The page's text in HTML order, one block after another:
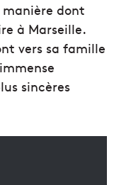
dont
à Marseille.
vers sa famille
sincères